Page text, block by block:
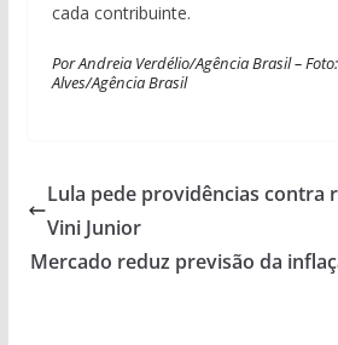
cada contribuinte.
Por Andreia Verdélio/Agência Brasil –
Alves/Agência Brasil
Lula pede providências contra
Vini Junior
Mercado reduz previsão da